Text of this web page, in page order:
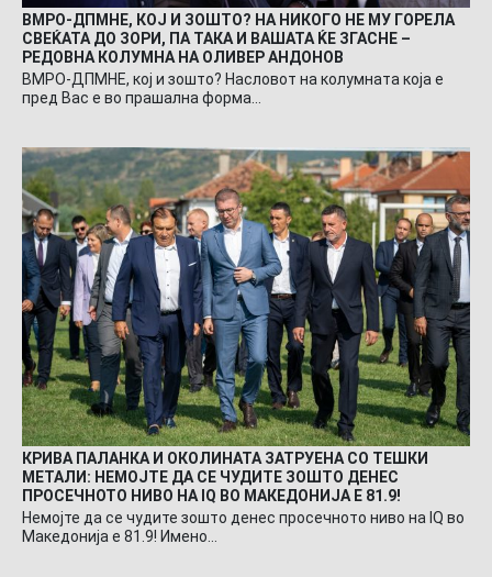
ВМРО-ДПМНЕ, КОЈ И ЗОШТО? НА НИКОГО НЕ МУ ГОРЕЛА
СВЕЌАТА ДО ЗОРИ, ПА ТАКА И ВАШАТА ЌЕ ЗГАСНЕ –
РЕДОВНА КОЛУМНА НА ОЛИВЕР АНДОНОВ
ВМРО-ДПМНЕ, кој и зошто? Насловот на колумната која е
пред Вас е во прашална форма…
КРИВА ПАЛАНКА И ОКОЛИНАТА ЗАТРУЕНА СО ТЕШКИ
МЕТАЛИ: НЕМОЈТЕ ДА СЕ ЧУДИТЕ ЗОШТО ДЕНЕС
ПРОСЕЧНОТО НИВО НА IQ ВО МАКЕДОНИЈА Е 81.9!
Немојте да се чудите зошто денес просечното ниво на IQ во
Македонија е 81.9! Имено…